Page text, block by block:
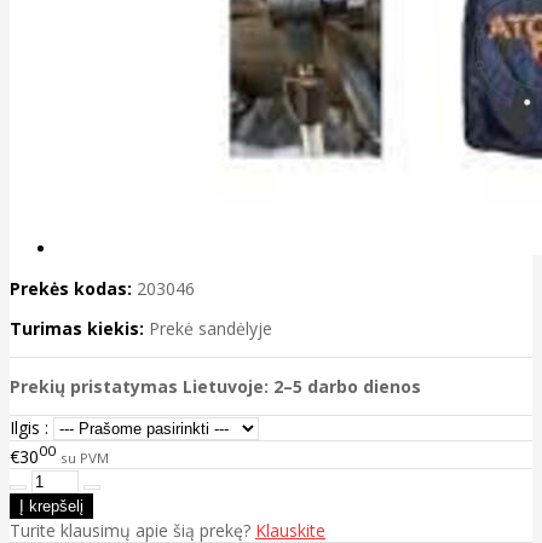
Prekės kodas: 203046
Turimas kiekis: Prekė sandėlyje
Prekių pristatymas Lietuvoje: 2–5 darbo dienos
Ilgis :
€3000 su PVM
Turite klausimų apie šią prekę? Klauskite